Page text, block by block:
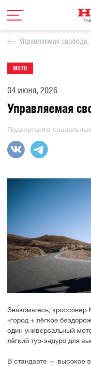
Управляемая
МОТО
04 июня, 2026
Управляемая
Поделиться в
Знакомьтесь, кроссовер
«город + лёгкое
один универсальный
лёгкий тур-эндуро для
В стандарте — высокое